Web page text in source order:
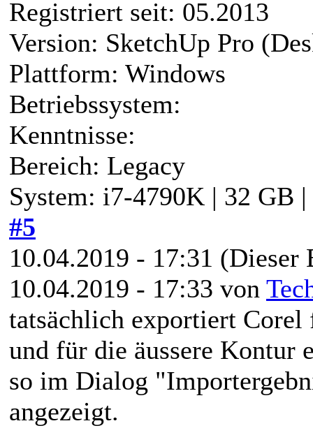
Registriert seit: 05.2013
Version: SketchUp Pro
Plattform: Windows
Betriebssystem:
Kenntnisse:
Bereich: Legacy
System: i7-4790K | 32 GB
#5
10.04.2019 - 17:31 (Dieser
10.04.2019 - 17:33 von
tatsächlich exportiert
und für die äussere Kontur
so im Dialog
angezeigt.